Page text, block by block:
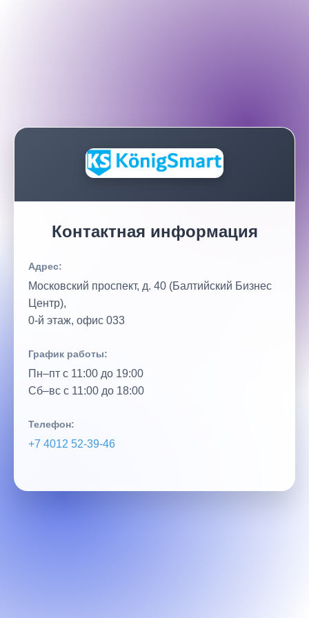
Контактная информация
Адрес:
Московский проспект, д. 40 (Балтийский Бизнес
Центр),
0‑й этаж, офис 033
График работы:
Пн–пт с 11:00 до 19:00
Сб–вс с 11:00 до 18:00
Телефон:
+7 4012 52‑39‑46